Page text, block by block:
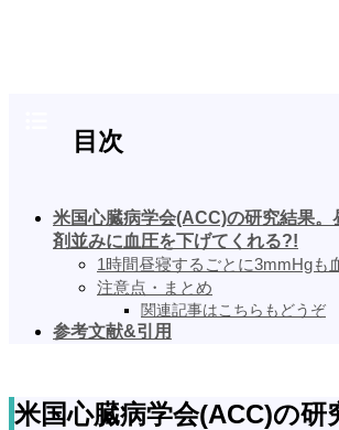
目次
米国心臓病学会(ACC)の研究結果。
剤並みに血圧を下げてくれる?!
1時間昼寝するごとに3mmHgも
注意点・まとめ
関連記事はこちらもどうぞ
参考文献&引用
米国心臓病学会(ACC)の研